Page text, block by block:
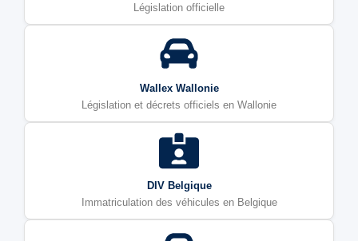
Législation officielle
Wallex Wallonie
Législation et décrets officiels en Wallonie
DIV Belgique
Immatriculation des véhicules en Belgique